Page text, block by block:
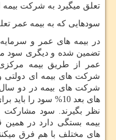
تعلق میگیرد به شرکت
سودهایی که به بیمه عمر
در بیمه های عمر و
تضمین شده و دیگری سود
عمر از طریق بیمه
شرکت های بیمه ای دولتی
های بعد 10% سود را
نظر بگیرند. سود مشارکت
بیمه بستگی دارد در
های مختلف با هم فرق